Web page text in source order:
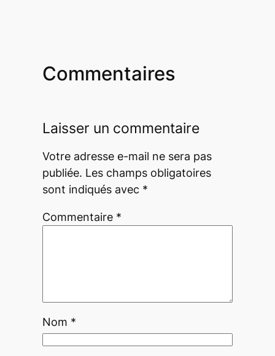
Commentaires
Laisser un commentaire
Votre adresse e-mail ne sera pas
publiée. Les champs obligatoires
sont indiqués avec *
Commentaire *
Nom *